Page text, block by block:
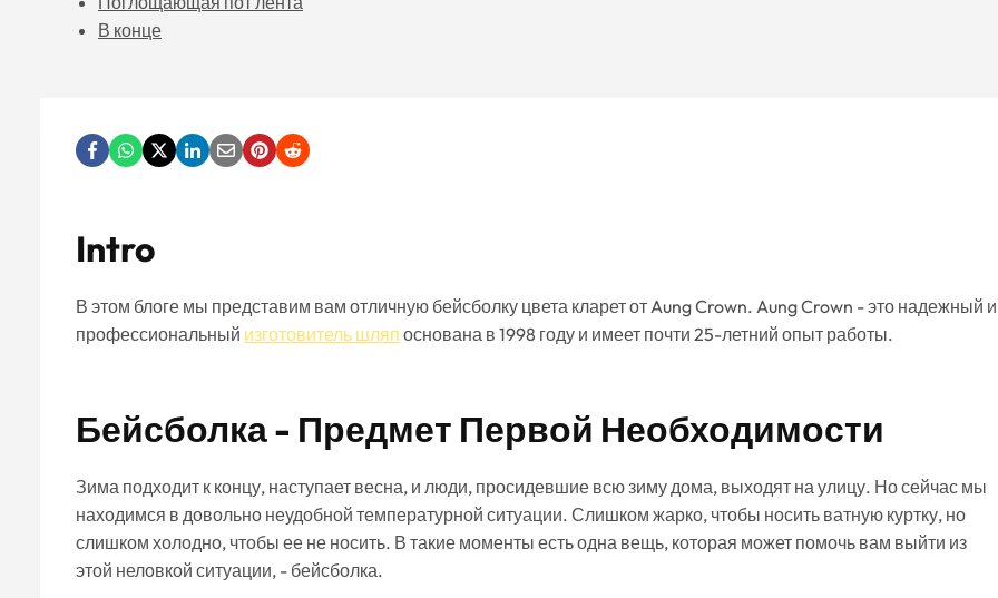
В конце
Intro
В этом блоге мы представим вам отличную бейсболку цвета кларет от Aung Crown. Aung Crown - это надежный и
профессиональный изготовитель шляп основана в 1998 году и имеет почти 25-летний опыт работы.
Бейсболка - Предмет Первой Необходимости
Зима подходит к концу, наступает весна, и люди, просидевшие всю зиму дома, выходят на улицу. Но сейчас мы
находимся в довольно неудобной температурной ситуации. Слишком жарко, чтобы носить ватную куртку, но
слишком холодно, чтобы ее не носить. В такие моменты есть одна вещь, которая может помочь вам выйти из
этой неловкой ситуации, - бейсболка.